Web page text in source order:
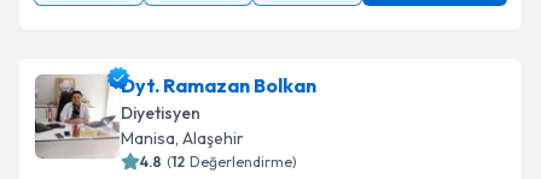
Dyt. Ramazan Bolkan
Diyetisyen
Manisa, Alaşehir
4.8 (12 Değerlendirme)